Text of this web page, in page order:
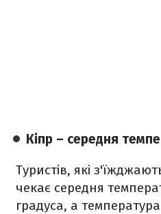
Кіпр – середня
Туристів, які
чекає середня
градуса, а